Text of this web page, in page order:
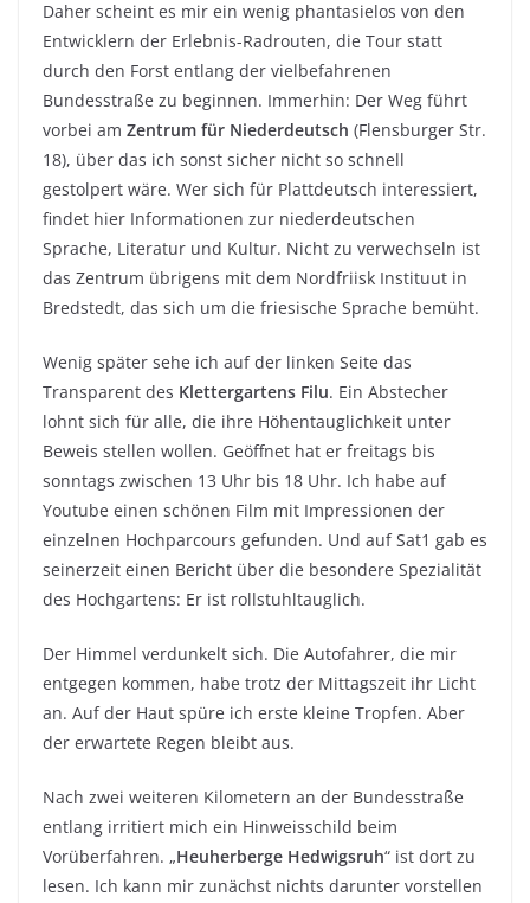
Daher scheint es mir ein wenig phantasielos von den
Entwicklern der Erlebnis-Radrouten, die Tour statt
durch den Forst entlang der vielbefahrenen
Bundesstraße zu beginnen. Immerhin: Der Weg führt
vorbei am Zentrum für Niederdeutsch (Flensburger Str.
18), über das ich sonst sicher nicht so schnell
gestolpert wäre. Wer sich für Plattdeutsch interessiert,
findet hier Informationen zur niederdeutschen
Sprache, Literatur und Kultur. Nicht zu verwechseln ist
das Zentrum übrigens mit dem Nordfriisk Instituut in
Bredstedt, das sich um die friesische Sprache bemüht.
Wenig später sehe ich auf der linken Seite das
Transparent des Klettergartens Filu. Ein Abstecher
lohnt sich für alle, die ihre Höhentauglichkeit unter
Beweis stellen wollen. Geöffnet hat er freitags bis
sonntags zwischen 13 Uhr bis 18 Uhr. Ich habe auf
Youtube einen schönen Film mit Impressionen der
einzelnen Hochparcours gefunden. Und auf Sat1 gab es
seinerzeit einen Bericht über die besondere Spezialität
des Hochgartens: Er ist rollstuhltauglich.
Der Himmel verdunkelt sich. Die Autofahrer, die mir
entgegen kommen, habe trotz der Mittagszeit ihr Licht
an. Auf der Haut spüre ich erste kleine Tropfen. Aber
der erwartete Regen bleibt aus.
Nach zwei weiteren Kilometern an der Bundesstraße
entlang irritiert mich ein Hinweisschild beim
Vorüberfahren. „Heuherberge Hedwigsruh“ ist dort zu
lesen. Ich kann mir zunächst nichts darunter vorstellen